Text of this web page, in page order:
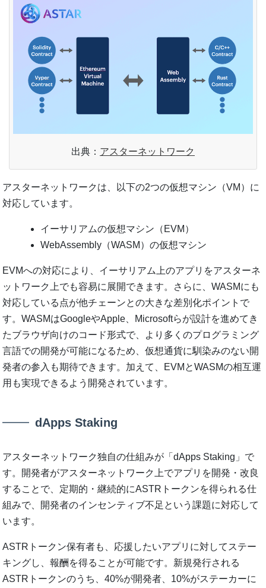
出典： アスターネットワーク
アスターネットワークは、以下の2つの仮想マシン（VM）に
対応しています。
イーサリアムの仮想マシン（EVM）
WebAssembly（WASM）の仮想マシン
EVMへの対応により、イーサリアム上のアプリをアスターネ
ットワーク上でも容易に展開できます。さらに、WASMにも
対応している点が他チェーンとの大きな差別化ポイントで
す。WASMはGoogleやApple、Microsoftらが設計を進めてき
たブラウザ向けのコード形式で、より多くのプログラミング
言語での開発が可能になるため、仮想通貨に馴染みのない開
発者の参入も期待できます。加えて、EVMとWASMの相互運
用も実現できるよう開発されています。
dApps Staking
アスターネットワーク独自の仕組みが「dApps Staking」で
す。開発者がアスターネットワーク上でアプリを開発・改良
することで、定期的・継続的にASTRトークンを得られる仕
組みで、開発者のインセンティブ不足という課題に対応して
います。
ASTRトークン保有者も、応援したいアプリに対してステー
キングし、報酬を得ることが可能です。新規発行される
ASTRトークンのうち、40%が開発者、10%がステーカーに